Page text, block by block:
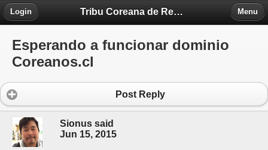
Tribu Coreana de Región Piedra Fontova
Login Menu
Esperando a funcionar dominio
Coreanos.cl
Post Reply
Sionus said
Jun 15, 2015